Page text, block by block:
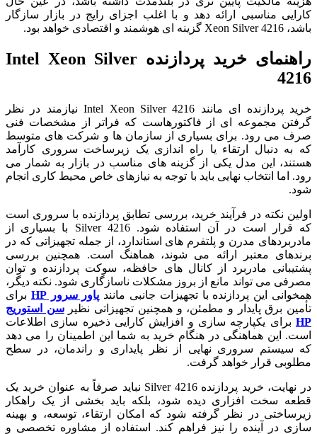
کارایی مناسبی ارائه دهد و با اغلب اجزای رایج در بازار سازگار
باشد، Xeon Silver 4216 گزینه‌ ای هوشمند و اقتصادی خواهد بود.
راهنمای خرید پردازنده Intel Xeon Silver
4216
خرید پردازنده‌ ای مانند Intel Xeon Silver 4216 نیازمند در نظر
گرفتن مجموعه‌ ای از فاکتورهاست که فراتر از مشخصات فنی
صرف می‌ رود. برای بسیاری از سازمان‌ ها و شرکت‌ های متوسط
که به دنبال ارتقاء یا راه‌ اندازی یک زیرساخت سروری کارآمد
هستند، این مدل یکی از گزینه‌ های مناسب در بازار به شمار می‌
رود. اما انتخاب نهایی باید با توجه به نیازهای خاص محیط کاری انجام
شود.
اولین نکته در فرآیند خرید، بررسی تطابق پردازنده با سروری است
که قرار است در آن استفاده شود. Silver 4216 با بسیاری از
مادربردهای مدرن و پلتفرم‌ های استاندارد، از جمله تجهیزاتی که در
برندهای معتبر ارائه می‌ شوند، هماهنگ است. همچنین بررسی
پشتیبانی مادربرد از کانال‌ های حافظه، سوکت پردازنده و توان
مصرفی می‌ تواند مانع از بروز مشکلات ناسازگاری شود. نکته دیگر،
همخوانی این پردازنده با تجهیزات جانبی مانند پاور سرور HP
برای
تأمین برق پایدار و مطمئن، و همچنین تجهیزاتی نظیرسن استوریج
HP برای یکپارچه‌ سازی و افزایش کارایی ذخیره‌ سازی اطلاعات
است. این هماهنگی در هنگام خرید به شما این اطمینان را می‌ دهد
که سیستم سروری نهایی از نظر پایداری و راندمان، در سطح
مطلوبی قرار خواهد گرفت.
در نهایت، خرید پردازنده Silver 4216 نباید صرفاً به عنوان خرید یک
قطعه سخت افزاری دیده شود، بلکه باید بخشی از یک راهکار
زیرساختی در نظر گرفته شود که امکان ارتقاء، توسعه، و بهینه‌
سازی در آینده را نیز فراهم کند. استفاده از مشاوره تخصصی و